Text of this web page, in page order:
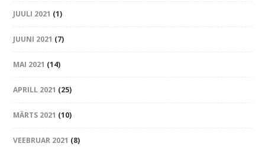
JUULI 2021 (1)
JUUNI 2021 (7)
MAI 2021 (14)
APRILL 2021 (25)
MÄRTS 2021 (10)
VEEBRUAR 2021 (8)